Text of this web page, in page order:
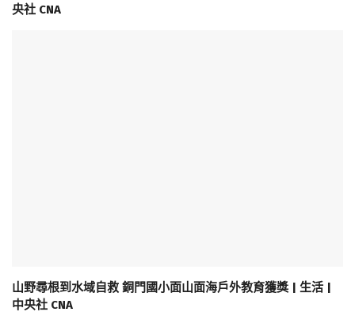
央社 CNA
山野尋根到水域自救 銅門國小面山面海戶外教育獲獎 | 生活 |
中央社 CNA